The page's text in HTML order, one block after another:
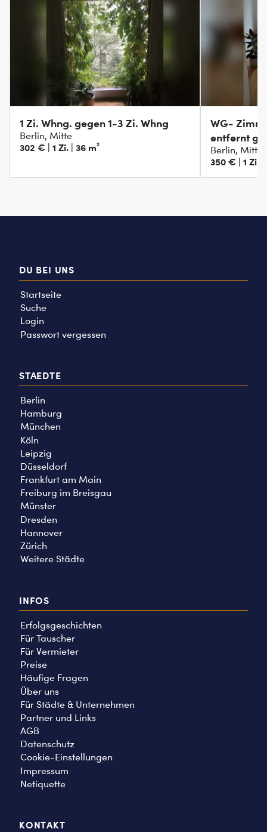
1 Zi. Whng. gegen 1-3 Zi. Whng
Berlin, Mitte
302 € | 1 Zi. | 36 m²
WG-
entfernt
Berlin, Mitte
350 € | 1 Zi. |
DU BEI UNS
Startseite
Suche
Login
Passwort vergessen
STAEDTE
Berlin
Hamburg
München
Köln
Leipzig
Düsseldorf
Frankfurt am Main
Freiburg im Breisgau
Münster
Dresden
Hannover
Zürich
Weitere Städte
INFOS
Erfolgsgeschichten
Für Tauscher
Für Vermieter
Preise
Häufige Fragen
Über uns
Für Städte & Unternehmen
Partner und Links
AGB
Datenschutz
Cookie-Einstellungen
Impressum
Netiquette
KONTAKT